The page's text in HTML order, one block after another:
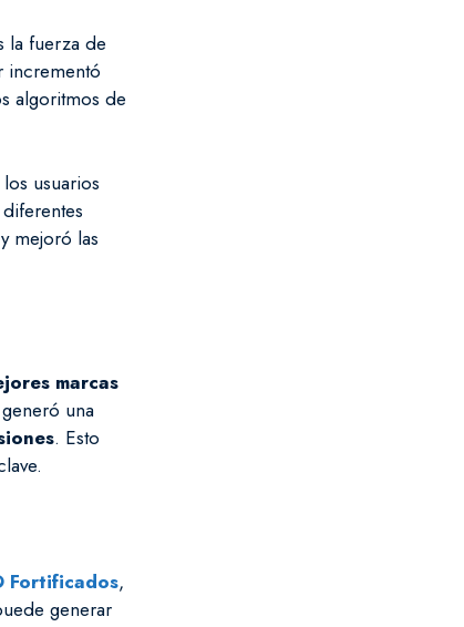
la fuerza de
incrementó
algoritmos de
usuarios
mejoró las
marcas
una
. Esto
Fortificados,
generar